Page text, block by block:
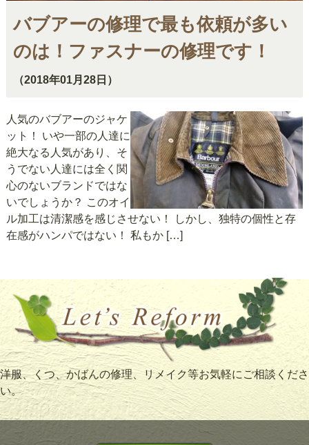
バブアーの修理で最も依頼が多い
のは！ファスナーの修理です！
（2018年01月28日）
人気のバブアーのジャケ
ット！ いや一部の人達に
絶大なる人気があり、そ
うでない人達には全く関
心のないブランドではな
いでしょうか？ このオイ
ル加工は清潔感を感じさせない！ しかし、独特の個性と存
在感がハンパではない！ 私もか […]
洋服、くつ、かばんの修理、リメイク等お気軽にご相談くださ
い。